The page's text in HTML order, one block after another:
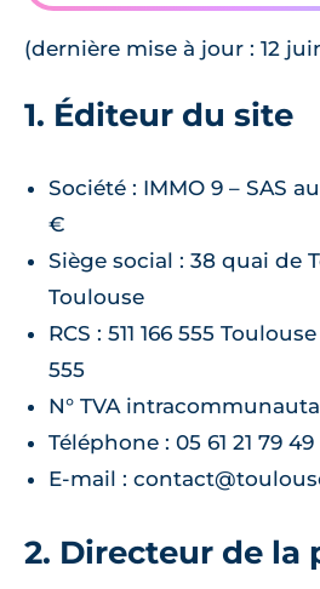
(dernière mise à jour : 12
1. Éditeur du site
Société : IMMO 9 – SAS
€
Siège social : 38 quai de
Toulouse
RCS : 511 166 555 Toulouse
555
N° TVA
Téléphone : 05 61 21 79 49
E-mail :
2. Directeur de la